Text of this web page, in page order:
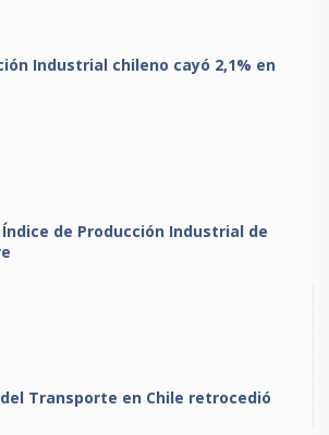
Industrial chileno cayó 2,1% en
de Producción Industrial de
Transporte en Chile retrocedió